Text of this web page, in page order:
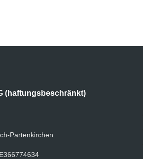
(haftungsbeschränkt)
Partenkirchen